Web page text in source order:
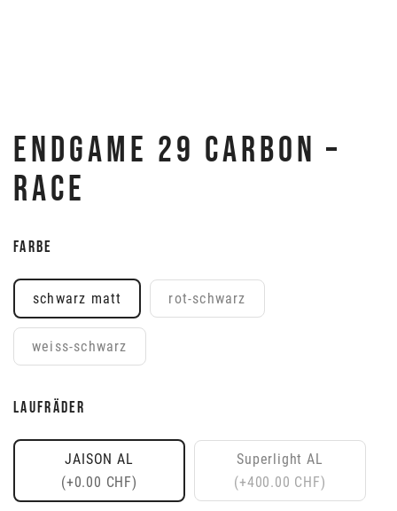
ENDGAME 29 CARBON –
RACE
FARBE
schwarz matt rot-schwarz
weiss-schwarz
LAUFRÄDER
JAISON AL
(+0.00 CHF)
Superlight AL
(+400.00 CHF)